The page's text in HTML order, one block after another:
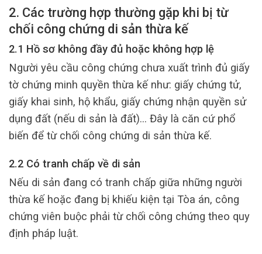
2. Các trường hợp thường gặp khi bị từ
chối công chứng di sản thừa kế
2.1 Hồ sơ không đầy đủ hoặc không hợp lệ
Người yêu cầu công chứng chưa xuất trình đủ giấy
tờ chứng minh quyền thừa kế như: giấy chứng tử,
giấy khai sinh, hộ khẩu, giấy chứng nhận quyền sử
dụng đất (nếu di sản là đất)… Đây là căn cứ phổ
biến để từ chối công chứng di sản thừa kế.
2.2 Có tranh chấp về di sản
Nếu di sản đang có tranh chấp giữa những người
thừa kế hoặc đang bị khiếu kiện tại Tòa án, công
chứng viên buộc phải từ chối công chứng theo quy
định pháp luật.